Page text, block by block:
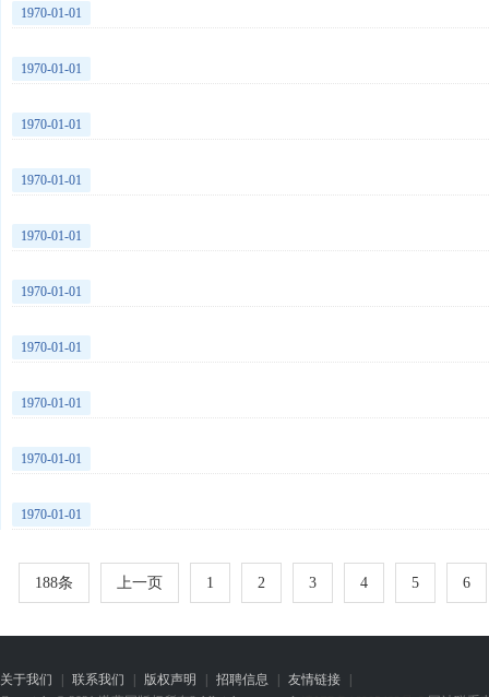
1970-01-01
1970-01-01
1970-01-01
1970-01-01
1970-01-01
1970-01-01
1970-01-01
1970-01-01
1970-01-01
1970-01-01
188条 上一页 1 2 3 4 5 6
关于我们 联系我们 版权声明 招聘信息 友情链接